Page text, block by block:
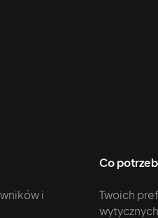
i
Co
Twoich